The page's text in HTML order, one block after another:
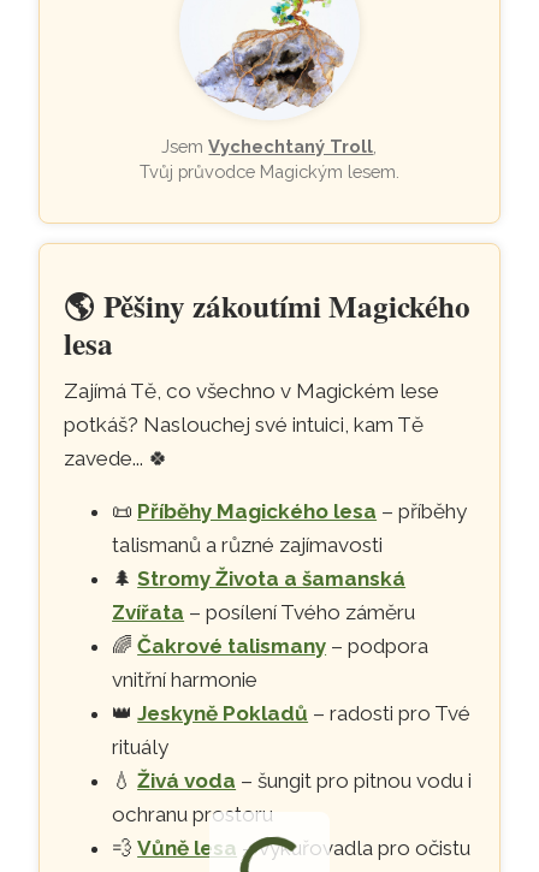
JsemVychechtaný Troll
Tvůj průvodce Magickým lesem.
🌎Pěšiny zákoutími Magického
lesa
Zajímá Tě, co všechno v Magickém lese
potkáš? Naslouchej své intuici, kam Tě
zavede... 🍀
📜 Příběhy Magického lesa – příběhy
talismanů a různé zajímavosti
🌲Stromy Života a šamanská
Zvířata – posílení Tvého záměru
🌈Čakrové talismany – podpora
vnitřní harmonie
👑Jeskyně Pokladů – radosti pro Tvé
rituály
💧Živá voda – šungit pro pitnou vodu i
ochranu prostoru
💨Vůně lesa – vykuřovadla pro očistu